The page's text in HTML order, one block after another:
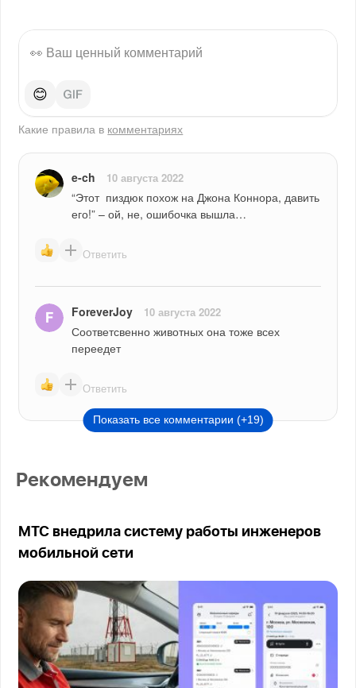
😊
Какие правила в комментариях
e-ch 10 августа 2022
“Этот  пиздюк похож на Джона Коннора, давить
его!” – ой, не, ошибочка вышла…
Ответить
ForeverJoy 10 августа 2022
Соответсвенно животных она тоже всех
переедет
Ответить
Показать все комментарии (+19)
Рекомендуем
МТС внедрила систему работы инженеров
мобильной сети